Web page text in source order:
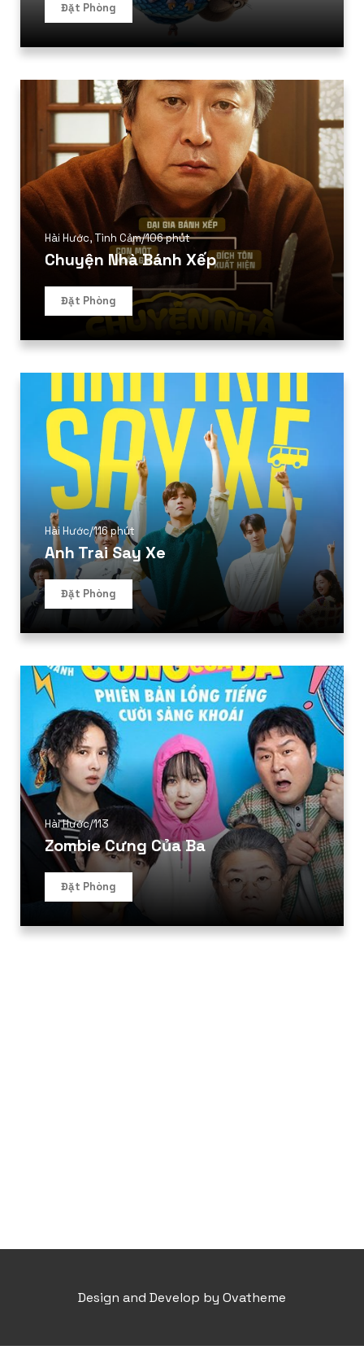
Đặt Phòng
Hài Hước,Tình Cảm/106 phút
Chuyện Nhà Bánh Xếp
Đặt Phòng
Hài Hước/116 phút
Anh Trai Say Xe
Đặt Phòng
Hài Hước/113
Zombie Cưng Của Ba
Đặt Phòng
Design and Develop by Ovatheme